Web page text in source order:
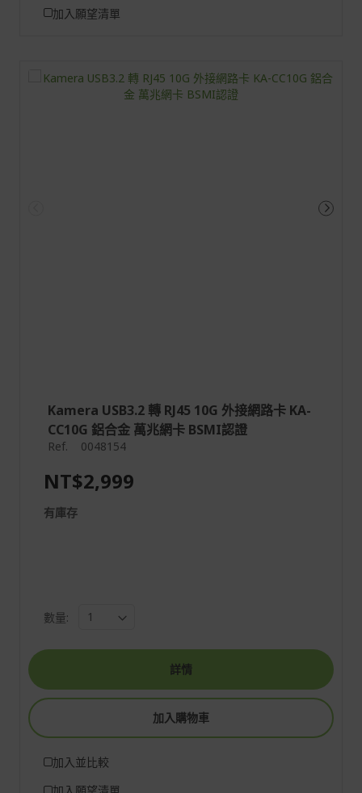
加入願望清單
Kamera USB3.2 轉 RJ45 10G 外接網路卡 KA-
CC10G 鋁合金 萬兆網卡 BSMI認證
Ref. 0048154
NT$2,999
有庫存
數量:
詳情
加入購物車
加入並比較